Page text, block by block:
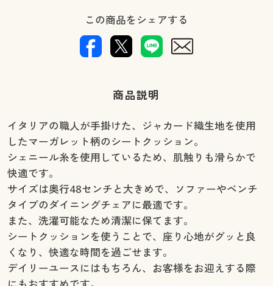
この商品をシェアする
商品説明
イタリアの職人が手掛けた、ジャカード織生地を使用
したマーガレット柄のシートクッション。
シェニール糸を使用しているため、肌触りも滑らかで
快適です。
サイズは奥行48センチと大きめで、ソファーやベンチ
タイプのダイニングチェアに最適です。
また、洗濯可能なため清潔に保てます。
シートクッションを使うことで、座り心地がグッと良
くなり、快適な時間を過ごせます。
デイリーユースにはもちろん、お客様をお迎えする際